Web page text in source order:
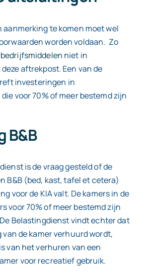
aanmerking te komen moet wel
worden voldaan. Zo
niet in
aftrekpost. Een van de
investeringen in
voor 70% of meer bestemd zijn
B&B
is de vraag gesteld of de
B&B (bed, kast, tafel et cetera)
voor de KIA valt. De kamers in de
voor 70% of meer bestemd zijn
Belastingdienst vindt echter dat
de kamer verhuurd wordt,
van het verhuren van een
voor recreatief gebruik.